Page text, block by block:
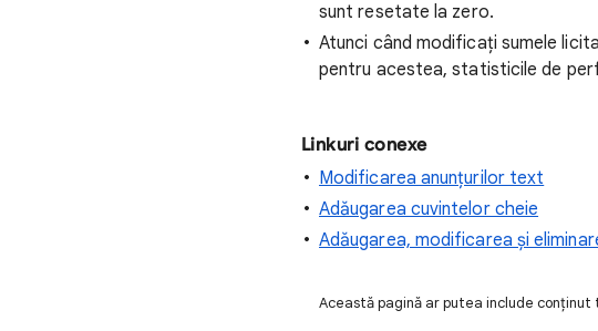
sunt resetate la zero.
Atunci când modificați sumele
pentru acestea, statisticile de
Linkuri conexe
Modificarea anunțurilor text
Adăugarea cuvintelor cheie
Adăugarea, modificarea și
Această pagină ar putea include conținut